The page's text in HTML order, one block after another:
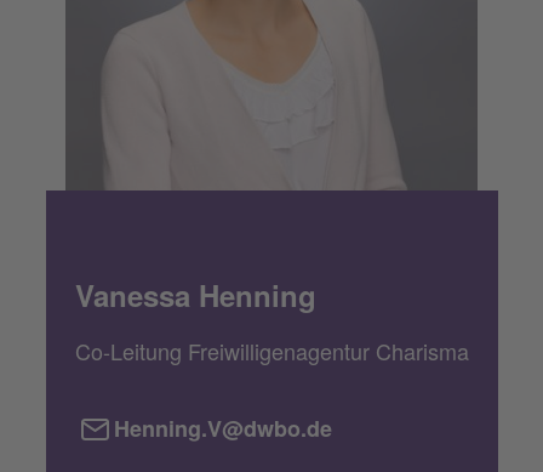
Vanessa Henning
Co-Leitung Freiwilligenagentur Charisma
Henning.V@dwbo.de